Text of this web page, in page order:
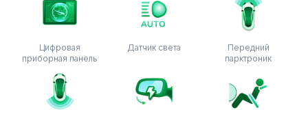
Цифровая
приборная панель
Датчик света
Передний
парктроник